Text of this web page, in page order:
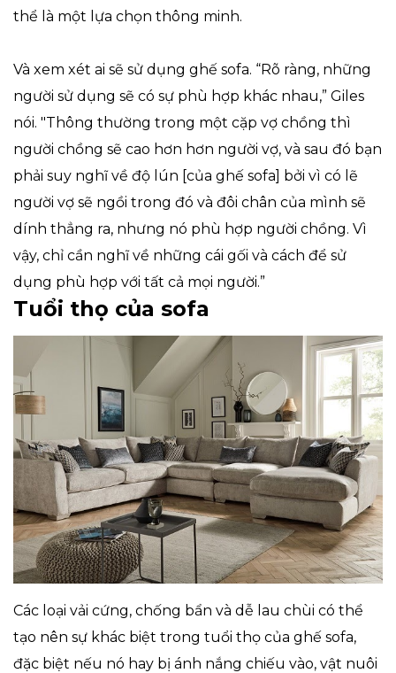
thể là một lựa chọn thông minh.
Và xem xét ai sẽ sử dụng ghế sofa. “Rõ ràng, những
người sử dụng sẽ có sự phù hợp khác nhau,” Giles
nói. "Thông thường trong một cặp vợ chồng thì
người chồng sẽ cao hơn hơn người vợ, và sau đó bạn
phải suy nghĩ về độ lún [của ghế sofa] bởi vì có lẽ
người vợ sẽ ngồi trong đó và đôi chân của mình sẽ
dính thẳng ra, nhưng nó phù hợp người chồng. Vì
vậy, chỉ cần nghĩ về những cái gối và cách để sử
dụng phù hợp với tất cả mọi người.”
Tuổi thọ của sofa
Các loại vải cứng, chống bẩn và dễ lau chùi có thể
tạo nên sự khác biệt trong tuổi thọ của ghế sofa,
đặc biệt nếu nó hay bị ánh nắng chiếu vào, vật nuôi